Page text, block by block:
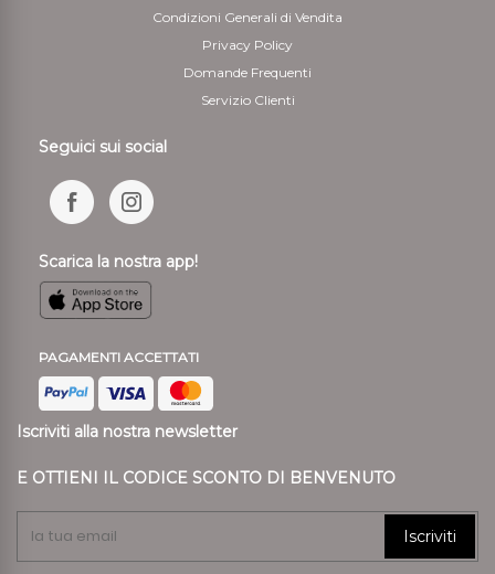
Condizioni Generali di Vendita
Privacy Policy
Domande Frequenti
Servizio Clienti
Seguici sui social
Scarica la nostra app!
PAGAMENTI ACCETTATI
Iscriviti alla nostra newsletter
E OTTIENI IL CODICE SCONTO DI BENVENUTO
Iscriviti